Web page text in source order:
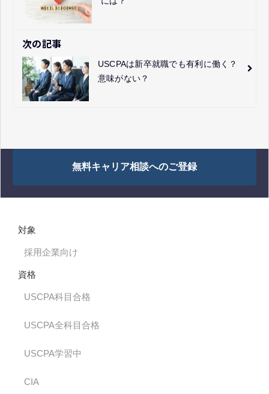
次の記事
USCPAは新卒就職でも有利に働く？
意味がない？
無料キャリア相談へのご登録
対象
採用企業向け
資格
USCPA科目合格
USCPA全科目合格
USCPA学習中
CIA